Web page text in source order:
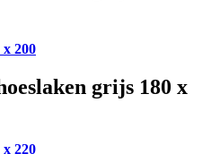
200
grijs 180 x
220